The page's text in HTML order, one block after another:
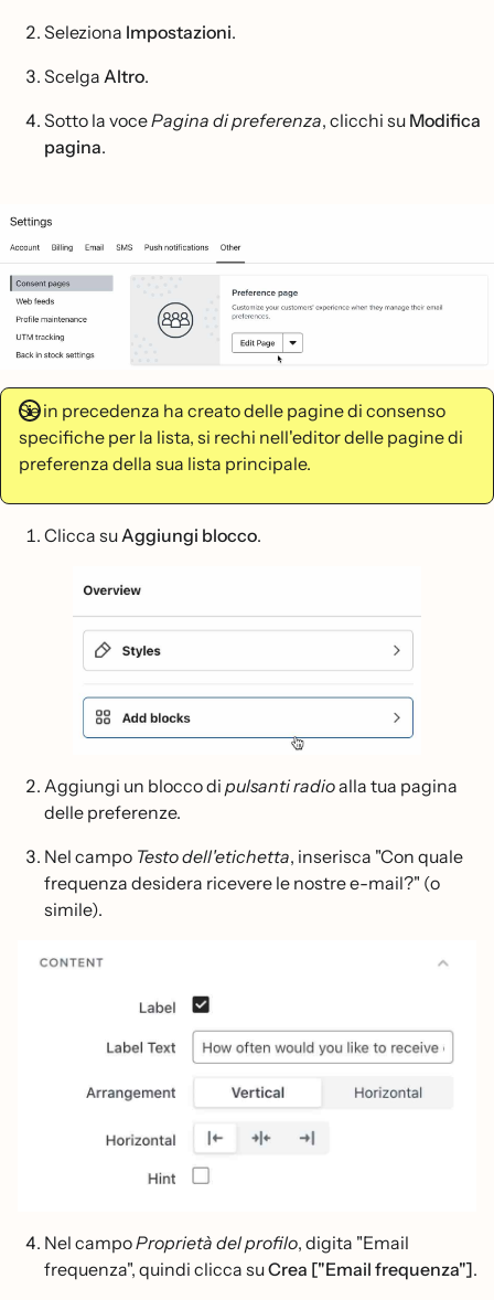
Seleziona Impostazioni.
Scelga Altro.
Sotto la vocePagina di preferenza, clicchi su Modifica
pagina.
Se in precedenza ha creato delle pagine di consenso
specifiche per la lista, si rechi nell'editor delle pagine di
preferenza della sua lista principale.
Clicca su Aggiungi blocco.
Aggiungi un blocco di pulsanti radioalla tua pagina
delle preferenze.
Nel campo Testo dell'etichetta, inserisca "Con quale
frequenza desidera ricevere le nostre e-mail?" (o
simile).
Nel campoProprietà del profilo, digita "Email
frequenza", quindi clicca suCrea ["Email frequenza"].